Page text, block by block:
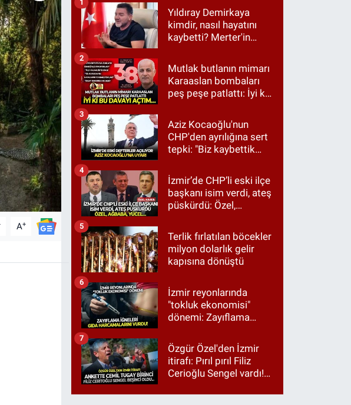
A+
Yıldıray Demirkaya
kimdir, nasıl hayatını
kaybetti? Merter'in
mesajı
1
Mutlak butlanın mimarı
Karaaslan bombaları
peş peşe patlattı: İyi ki
2
Aziz Kocaoğlu'nun
CHP'den ayrılığına sert
tepki: "Biz kaybettik
etmedik"
3
İzmir’de CHP’li eski ilçe
başkanı isim verdi, ateş
püskürdü: Özel,
4
Terlik fırlatılan böcekler
milyon dolarlık gelir
kapısına dönüştü
5
İzmir reyonlarında
"tokluk ekonomisi"
dönemi: Zayıflama
harcamalarını vurdu!
6
Özgür Özel'den İzmir
itirafı: Pırıl pırıl Filiz
Cerioğlu Sengel vardı!
Tugay birinci çıktı
7